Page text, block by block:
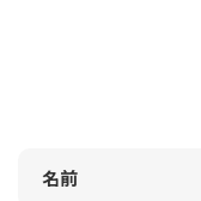
名前